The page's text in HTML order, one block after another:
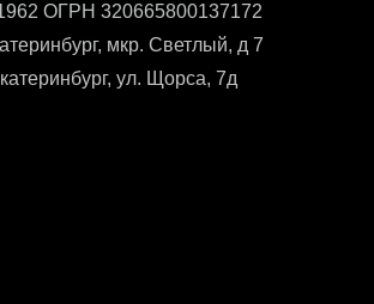
ОГРН 320665800137172
мкр. Светлый, д 7
ул. Щорса, 7д